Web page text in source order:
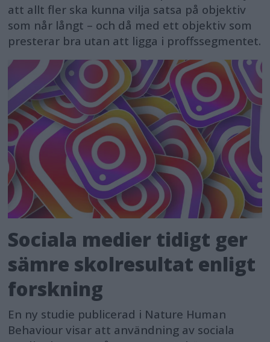
att allt fler ska kunna vilja satsa på objektiv
som når långt – och då med ett objektiv som
presterar bra utan att ligga i proffssegmentet.
Sociala medier tidigt ger
sämre skolresultat enligt
forskning
En ny studie publicerad i Nature Human
Behaviour visar att användning av sociala